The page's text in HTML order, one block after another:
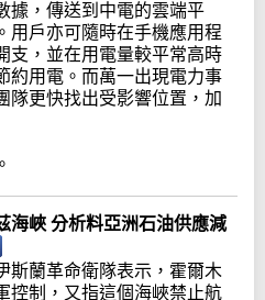
據，傳送到中電的雲端平
用戶亦可隨時在手機應用程
支，並在用電量較平常高時
約用電。而萬一出現電力事
隊更快找出受影響位置，加
海峽 分析料亞洲石油供應減
斯蘭革命衛隊表示，霍爾木
控制，又指這個海峽禁止航